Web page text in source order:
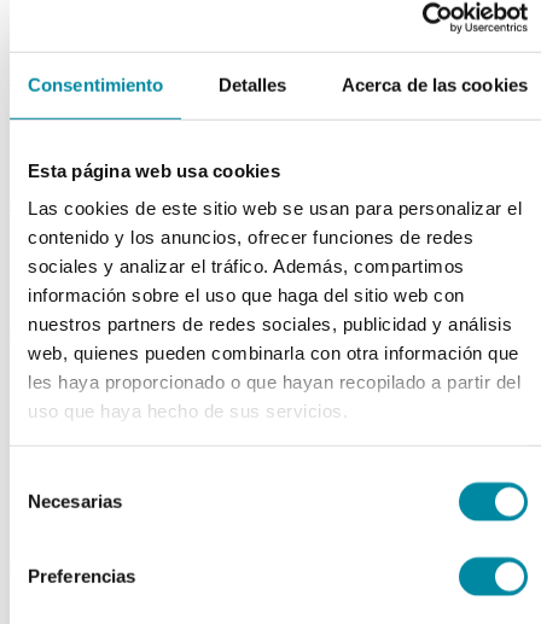
Consentimiento Detalles Acerca de las cookies
Esta página web usa cookies
Las cookies de este sitio web se usan para personalizar el
contenido y los anuncios, ofrecer funciones de redes
sociales y analizar el tráfico. Además, compartimos
información sobre el uso que haga del sitio web con
nuestros partners de redes sociales, publicidad y análisis
web, quienes pueden combinarla con otra información que
les haya proporcionado o que hayan recopilado a partir del
uso que haya hecho de sus servicios.
Necesarias
Preferencias
bases y jarabes
Jarabes
Emulsionantes
aceites y ceras
Aceites
Otras grasas
extractos y perfumes
Esencias naturales
Perfumes
Esencias sintéticas
Extracto seco